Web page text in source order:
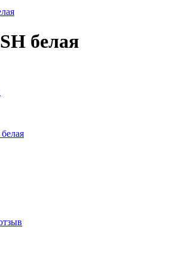
белая